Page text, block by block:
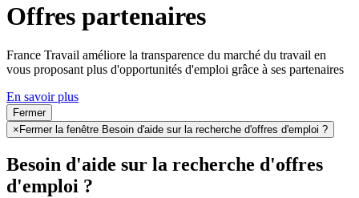
Offres partenaires
France Travail améliore la transparence du marché du travail en
vous proposant plus d'opportunités d'emploi grâce à ses partenaires
En savoir plus
Fermer
× Fermer la fenêtre Besoin d'aide sur la recherche d'offres d'emploi ?
Besoin d'aide sur la recherche d'offres
d'emploi ?